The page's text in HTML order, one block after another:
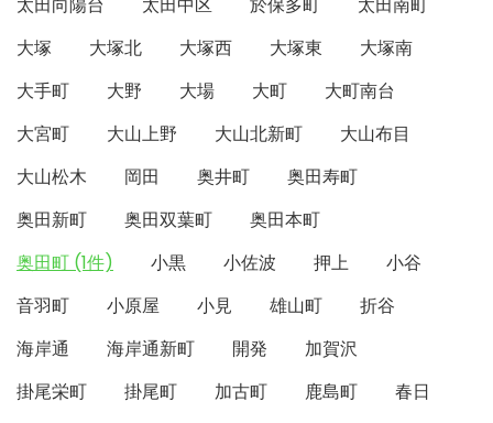
大塚
大塚北 大塚西 大塚東
大塚南
大手町
大野 大場 大町
大町南台
大宮町
大山上野 大山北新町
大山布目
大山松木
岡田 奥井町
奥田寿町
奥田新町
奥田双葉町
奥田本町
奥田町 (1件)
小黒 小佐波 押上
小谷
音羽町
小原屋 小見 雄山町
折谷
海岸通
海岸通新町 開発
加賀沢
掛尾栄町
掛尾町 加古町 鹿島町
春日